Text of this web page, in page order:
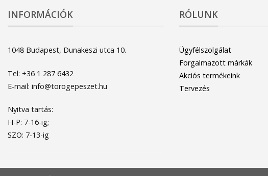
INFORMÁCIÓK
1048 Budapest, Dunakeszi utca 10.
Tel: +36 1 287 6432
E-mail: info@torogepeszet.hu
Nyitva tartás:
H-P: 7-16-ig;
SZO: 7-13-ig
RÓLUNK
Ügyfélszolgálat
Forgalmazott márkák
Akciós termékeink
Tervezés